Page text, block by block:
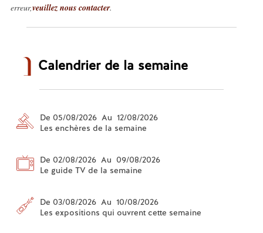
erreur,veuillez nous contacter.
Calendrier de la semaine
De 05/08/2026 Au 12/08/2026
Les enchères de la semaine
De 02/08/2026 Au 09/08/2026
Le guide TV de la semaine
De 03/08/2026 Au 10/08/2026
Les expositions qui ouvrent cette semaine